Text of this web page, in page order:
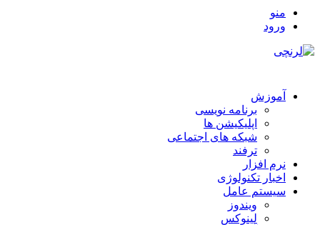
منو
ورود
آموزش
برنامه نویسی
اپلیکیشن ها
شبکه های اجتماعی
ترفند
نرم افزار
اخبار تکنولوژی
سیستم عامل
ویندوز
لینوکس